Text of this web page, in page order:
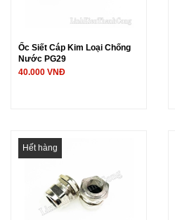
Ốc Siết Cáp Kim Loại Chống
Nước PG29
40.000 VNĐ
Hết hàng